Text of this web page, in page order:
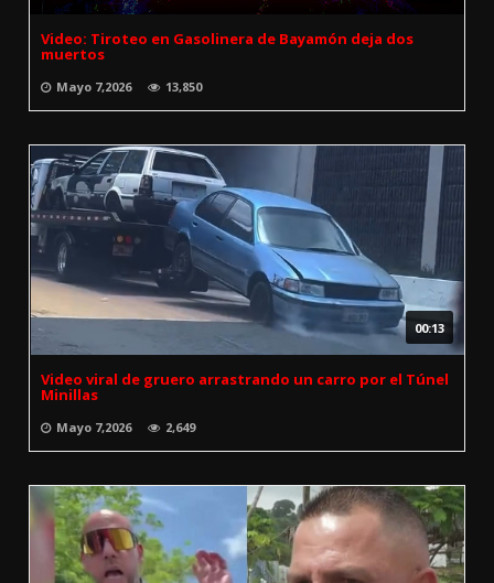
Video: Tiroteo en Gasolinera de Bayamón deja dos
muertos
Mayo 7,2026 13,850
00:13
Video viral de gruero arrastrando un carro por el Túnel
Minillas
Mayo 7,2026 2,649